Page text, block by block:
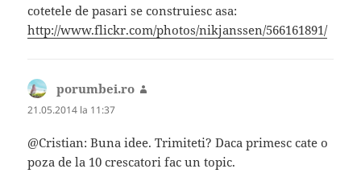
cotetele de pasari se construiesc asa:
http://www.flickr.com/photos/nikjanssen/566161891/
porumbei.ro
21.05.2014 la 11:37
@Cristian: Buna idee. Trimiteti? Daca primesc cate o
poza de la 10 crescatori fac un topic.